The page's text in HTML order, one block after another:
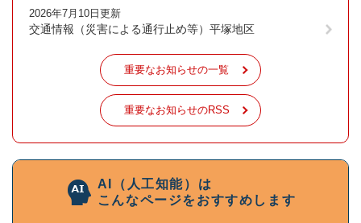
2026年7月10日更新
交通情報（災害による通行止め等）平塚地区
重要なお知らせの一覧
重要なお知らせのRSS
AI（人工知能）は
こんなページをおすすめします